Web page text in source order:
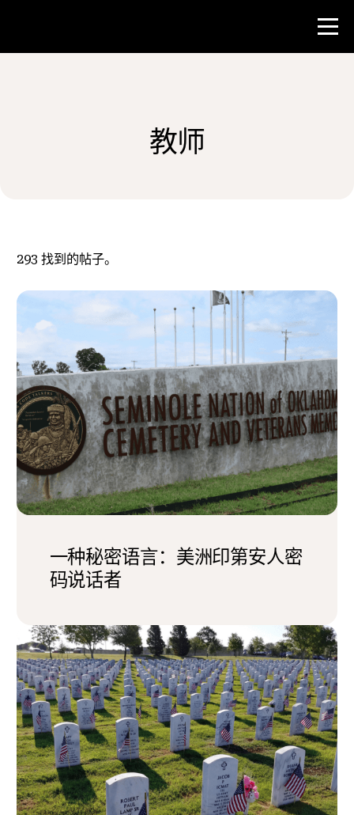
参与其中
教师
293 找到的帖子。
一种秘密语言：美洲印第安人密
码说话者